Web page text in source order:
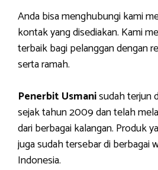
Anda bisa menghubungi kami
kontak yang disediakan. Kami
terbaik bagi pelanggan dengan
serta ramah.
Penerbit Usmanisudah terjun
sejak tahun 2009 dan telah
dari berbagai kalangan. Produk
juga sudah tersebar di berbagai
Indonesia.